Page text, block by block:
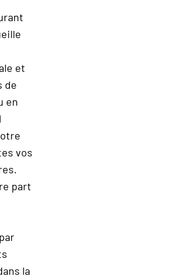
et
de
en
vos
part
la